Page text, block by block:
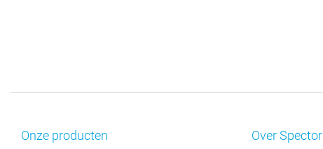
Onze producten Over Spector